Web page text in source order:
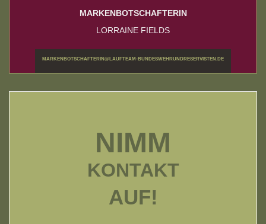
MARKENBOTSCHAFTERIN
LORRAINE FIELDS
MARKENBOTSCHAFTERIN@LAUFTEAM-BUNDESWEHRUNDRESERVISTEN.DE
NIMM
KONTAKT
AUF!